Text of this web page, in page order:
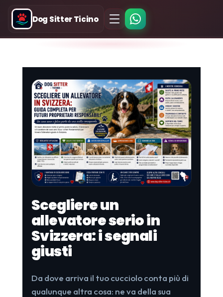
Dog Sitter Ticino
Scegliere un
allevatore serio in
Svizzera: i segnali
giusti
Da dove arriva il tuo cucciolo conta più di
qualunque altra cosa: ne va della sua